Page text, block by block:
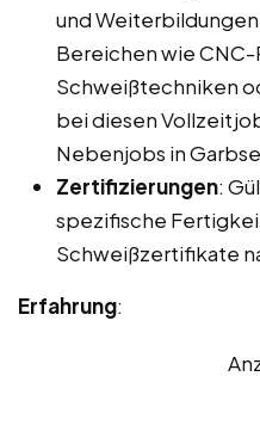
und
Bereichen wie
Schweißtechniken
bei diesen
Nebenjobs in
Zertifizierungen:
spezifische
Schweißzertifikate
Erfahrung: